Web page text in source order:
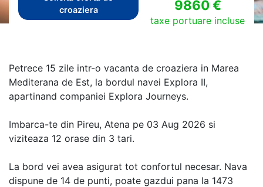
croaziera
9860 €
taxe portuare incluse
Petrece 15 zile intr-o vacanta de croaziera in Marea
Mediterana de Est, la bordul navei Explora II,
apartinand companiei Explora Journeys.
Imbarca-te din Pireu, Atena pe 03 Aug 2026 si
viziteaza 12 orase din 3 tari.
La bord vei avea asigurat tot confortul necesar. Nava
dispune de 14 de punti, poate gazdui pana la 1473